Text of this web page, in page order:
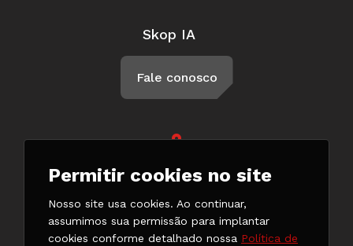
Skop IA
Fale conosco
de Janeiro - RJ CEP 21011-500
(21) 3147-7777
(21) 98132-0182
Permitir cookies no site
Nosso site usa cookies. Ao continuar,
assumimos sua permissão para implantar
cookies conforme detalhado nossa Política de